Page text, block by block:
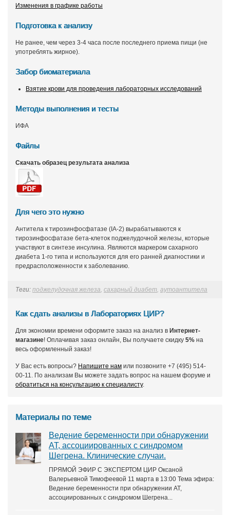
Изменения в графике работы
Подготовка к анализу
Не ранее, чем через 3-4 часа после последнего приема пищи (не
употреблять жирное).
Забор биоматериала
Взятие крови для проведения лабораторных исследований
Методы выполнения и тесты
ИФА
Файлы
Скачать образец результата анализа
Для чего это нужно
Антитела к тирозинфосфатазе (IA-2) вырабатываются к
тирозинфосфатазе бета-клеток поджелудочной железы, которые
участвуют в синтезе инсулина. Являются маркером сахарного
диабета 1-го типа и используются для его ранней диагностики и
предрасположенности к заболеванию.
Теги: поджелудочная железа, сахарный диабет, аутоантитела
Как сдать анализы в Лабораториях ЦИР?
Для экономии времени оформите заказ на анализ в Интернет-
магазине! Оплачивая заказ онлайн, Вы получаете скидку 5% на
весь оформленный заказ!
У Вас есть вопросы? Напишите нам или позвоните +7 (495) 514-
00-11. По анализам Вы можете задать вопрос на нашем форуме и
обратиться на консультацию к специалисту.
Материалы по теме
Ведение беременности при обнаружении
АТ, ассоциированных с синдромом
Шегрена. Клинические случаи.
ПРЯМОЙ ЭФИР С ЭКСПЕРТОМ ЦИР Оксаной
Валерьевной Тимофеевой 11 марта в 13:00 Тема эфира:
Ведение беременности при обнаружении АТ,
ассоциированных с синдромом Шегрена...